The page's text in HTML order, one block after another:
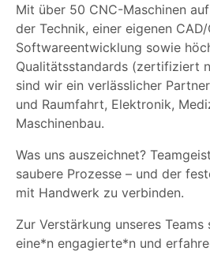
Mit über 50 CNC-Maschinen
der Technik, einer eigenen
Softwareentwicklung sowie
Qualitätsstandards (zertifiziert
sind wir ein verlässlicher
und Raumfahrt, Elektronik,
Maschinenbau.
Was uns auszeichnet?
saubere Prozesse – und der
mit Handwerk zu verbinden.
Zur Verstärkung unseres
eine*n engagierte*n und